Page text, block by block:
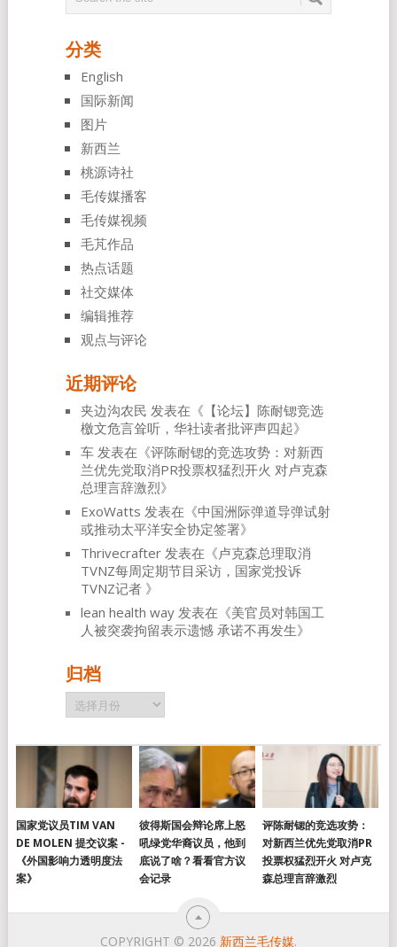
分类
English
国际新闻
图片
新西兰
桃源诗社
毛传媒播客
毛传媒视频
毛芃作品
热点话题
社交媒体
编辑推荐
观点与评论
近期评论
夹边沟农民 发表在《 【论坛】陈耐锶竞选
檄文危言耸听，华社读者批评声四起》
车发表在《评陈耐锶的竞选攻势：对新西
兰优先党取消PR投票权猛烈开火 对卢克森
总理言辞激烈》
ExoWatts 发表在《中国洲际弹道导弹试射
或推动太平洋安全协定签署》
Thrivecrafter发表在《卢克森总理取消
TVNZ每周定期节目采访，国家党投诉
TVNZ记者 》
lean health way发表在《美官员对韩国工
人被突袭拘留表示遗憾 承诺不再发生》
归档
归
档
国家党议员TIM VAN
DE MOLEN 提交议案 -
《外国影响力透明度法
案》
彼得斯国会辩论席上怒
吼绿党华裔议员，他到
底说了啥？看看官方议
会记录
评陈耐锶的竞选攻势：
对新西兰优先党取消PR
投票权猛烈开火 对卢克
森总理言辞激烈
COPYRIGHT © 2026 新西兰毛传媒.